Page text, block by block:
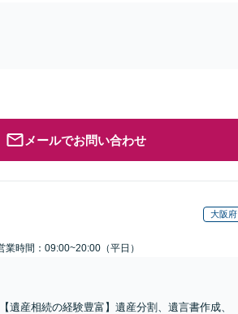
メールでお問い合わせ
大阪府
業時間：09:00~20:00（平日）
産相続の経験豊富】遺産分割、遺言書作成、